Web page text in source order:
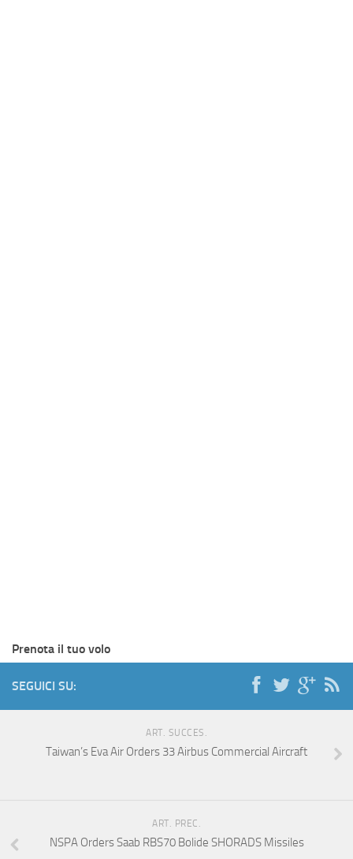
Prenota il tuo volo
SEGUICI SU:
ART. SUCCES.
Taiwan’s Eva Air Orders 33 Airbus Commercial Aircraft
ART. PREC.
NSPA Orders Saab RBS70 Bolide SHORADS Missiles